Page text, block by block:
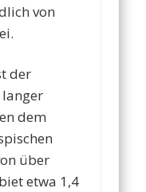
von
der
langer
dem
über
etwa 1,4